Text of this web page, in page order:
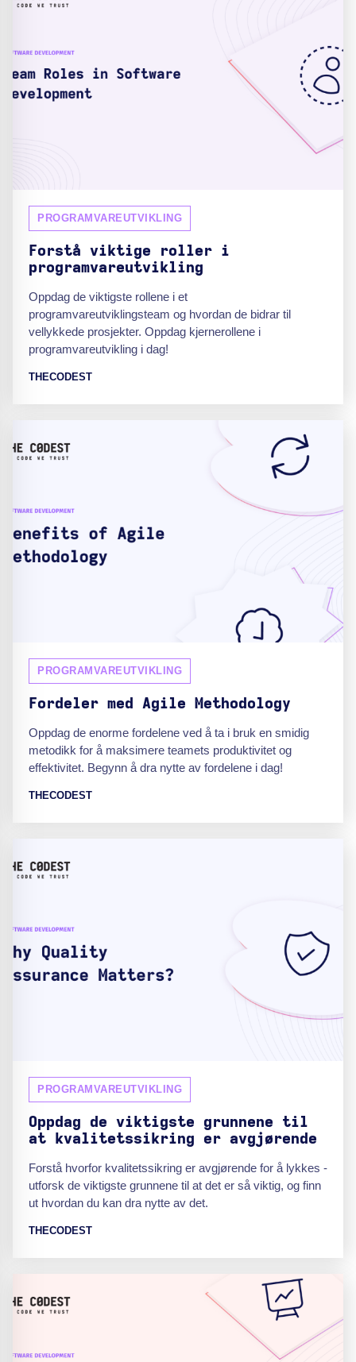
PROGRAMVAREUTVIKLING
Forstå viktige roller i
programvareutvikling
Oppdag de viktigste rollene i et
programvareutviklingsteam og hvordan de bidrar til
vellykkede prosjekter. Oppdag kjernerollene i
programvareutvikling i dag!
THECODEST
PROGRAMVAREUTVIKLING
Fordeler med Agile Methodology
Oppdag de enorme fordelene ved å ta i bruk en smidig
metodikk for å maksimere teamets produktivitet og
effektivitet. Begynn å dra nytte av fordelene i dag!
THECODEST
PROGRAMVAREUTVIKLING
Oppdag de viktigste grunnene til
at kvalitetssikring er avgjørende
Forstå hvorfor kvalitetssikring er avgjørende for å lykkes -
utforsk de viktigste grunnene til at det er så viktig, og finn
ut hvordan du kan dra nytte av det.
THECODEST